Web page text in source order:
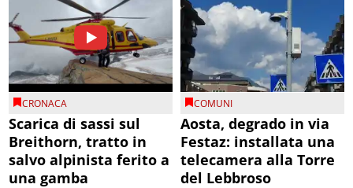
CRONACA
Scarica di sassi sul
Breithorn, tratto in
salvo alpinista ferito a
una gamba
COMUNI
Aosta, degrado in via
Festaz: installata una
telecamera alla Torre
del Lebbroso